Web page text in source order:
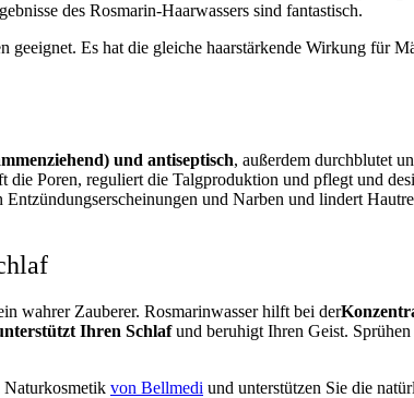
des Rosmarin-Haarwassers sind fantastisch.
geeignet. Es hat die gleiche haarstärkende Wirkung für
und antiseptisch, außerdem durchblutet
die Poren, reguliert die Talgproduktion und pflegt und
und Narben und lindert
wahrer Zauberer. Rosmarinwasser hilft bei der
Ihren Schlafund beruhigt Ihren Geist.
Naturkosmetik von Bellmedi und unterstützen Sie die